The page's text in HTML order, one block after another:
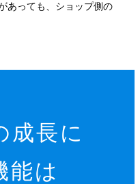
あっても、ショップ側の
成長に
能は